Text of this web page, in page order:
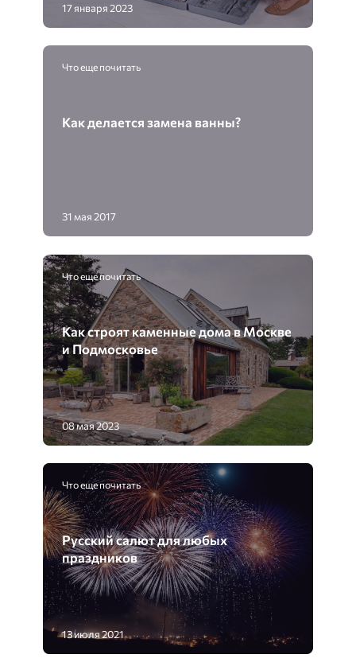
17 января 2023
Что еще почитать
Как делается замена ванны?
31 мая 2017
Что еще почитать
Как строят каменные дома в Москве
и Подмосковье
08 мая 2023
Что еще почитать
Русский салют для любых
праздников
13 июля 2021